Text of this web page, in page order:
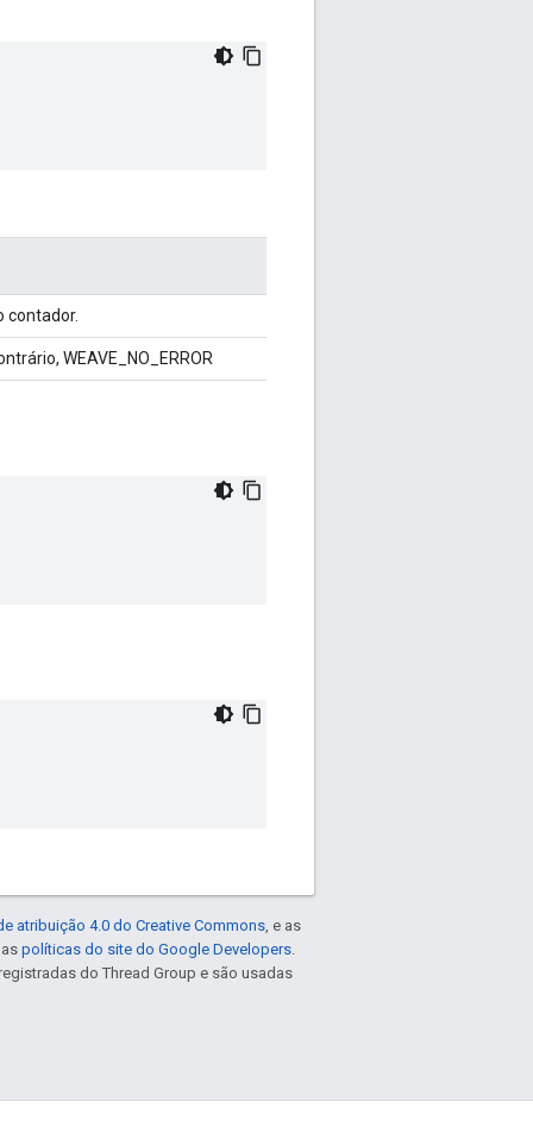
contador.
WEAVE_NO_ERROR
atribuição 4.0 do Creative Commons, e as
políticas do site do Google Developers.
do Thread Group e são usadas